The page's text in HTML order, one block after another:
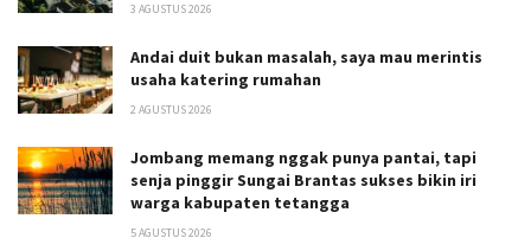
3 AGUSTUS 2026
Andai duit bukan masalah, saya mau merintis
usaha katering rumahan
2 AGUSTUS 2026
Jombang memang nggak punya pantai, tapi
senja pinggir Sungai Brantas sukses bikin iri
warga kabupaten tetangga
5 AGUSTUS 2026